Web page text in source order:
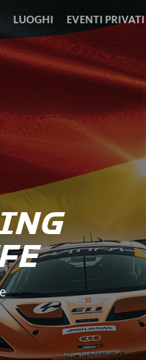
LUOGHI EVENTI PRIVATI